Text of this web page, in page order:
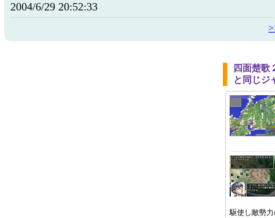
2004/6/29 20:52:33
四面楚
と同じジ
駆使し敵勢